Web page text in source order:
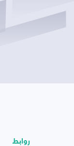
روابط